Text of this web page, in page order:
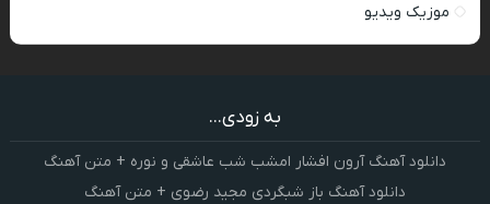
موزیک ویدیو
به زودی...
دانلود آهنگ آرون افشار امشب شب عاشقی و نوره + متن آهنگ
دانلود آهنگ باز شبگردی مجید رضوی + متن آهنگ